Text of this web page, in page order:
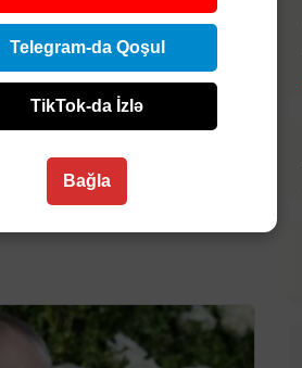
2026 | 14:30
aktyor və parodiya ustası
tapıldı
Telegram-da Qoşul
TikTok-da İzlə
Bağla